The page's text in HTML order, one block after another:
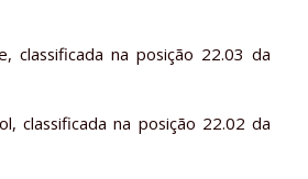
classificada na posição 22.03 da
classificada na posição 22.02 da